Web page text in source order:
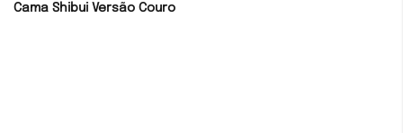
Cama Shibui Versão Couro